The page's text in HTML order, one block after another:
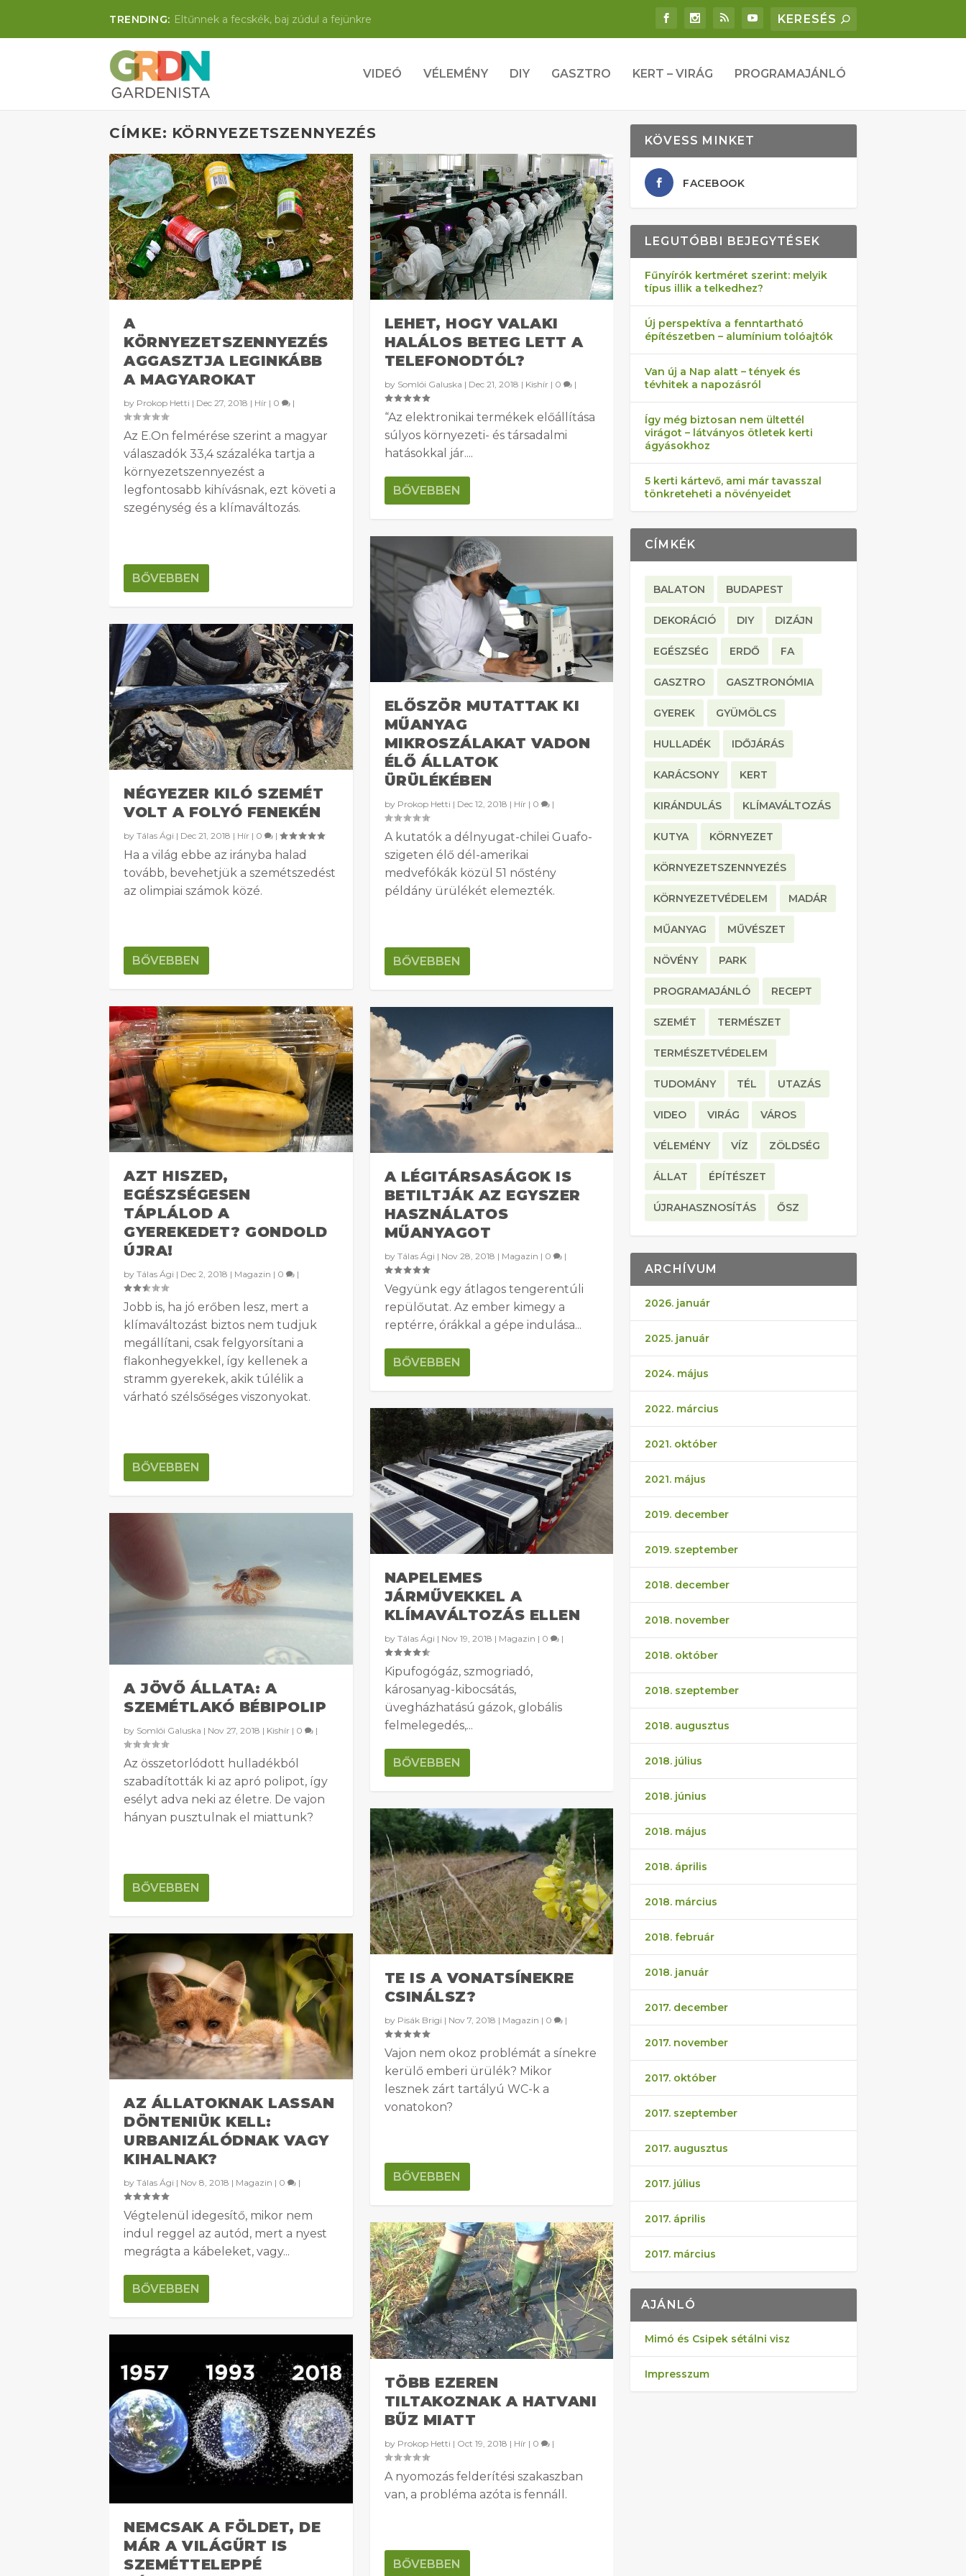
TRENDING: Eltűnnek a fecskék, baj zúdul a fejünkre
VIDEÓ VÉLEMÉNY DIY GASZTRO KERT – VIRÁG PROGRAMAJÁNLÓ
CÍMKE: KÖRNYEZETSZENNYEZÉS
A
KÖRNYEZETSZENNYEZÉS
AGGASZTJA LEGINKÁBB
A MAGYAROKAT
by Prokop Hetti | Dec 27, 2018 | Hír | 0 |
Az E.On felmérése szerint a magyar
válaszadók 33,4 százaléka tartja a
környezetszennyezést a
legfontosabb kihívásnak, ezt követi a
szegénység és a klímaváltozás.
BŐVEBBEN
NÉGYEZER KILÓ SZEMÉT
VOLT A FOLYÓ FENEKÉN
by Tálas Ági | Dec 21, 2018 | Hír | 0 |
Ha a világ ebbe az irányba halad
tovább, bevehetjük a szemétszedést
az olimpiai számok közé.
BŐVEBBEN
AZT HISZED,
EGÉSZSÉGESEN
TÁPLÁLOD A
GYEREKEDET? GONDOLD
ÚJRA!
by Tálas Ági | Dec 2, 2018 | Magazin | 0 |
Jobb is, ha jó erőben lesz, mert a
klímaváltozást biztos nem tudjuk
megállítani, csak felgyorsítani a
flakonhegyekkel, így kellenek a
stramm gyerekek, akik túlélik a
várható szélsőséges viszonyokat.
BŐVEBBEN
A JÖVŐ ÁLLATA: A
SZEMÉTLAKÓ BÉBIPOLIP
by Somlói Galuska | Nov 27, 2018 | Kishír | 0 |
Az összetorlódott hulladékból
szabadították ki az apró polipot, így
esélyt adva neki az életre. De vajon
hányan pusztulnak el miattunk?
BŐVEBBEN
AZ ÁLLATOKNAK LASSAN
DÖNTENIÜK KELL:
URBANIZÁLÓDNAK VAGY
KIHALNAK?
by Tálas Ági | Nov 8, 2018 | Magazin | 0 |
Végtelenül idegesítő, mikor nem
indul reggel az autód, mert a nyest
megrágta a kábeleket, vagy...
BŐVEBBEN
NEMCSAK A FÖLDET, DE
MÁR A VILÁGŰRT IS
SZEMÉTTELEPPÉ
LEHET, HOGY VALAKI
HALÁLOS BETEG LETT A
TELEFONODTÓL?
by Somlói Galuska | Dec 21, 2018 | Kishír| 0 |
“Az elektronikai termékek előállítása
súlyos környezeti- és társadalmi
hatásokkal jár....
BŐVEBBEN
ELŐSZÖR MUTATTAK KI
MŰANYAG
MIKROSZÁLAKAT VADON
ÉLŐ ÁLLATOK
ÜRÜLÉKÉBEN
by Prokop Hetti | Dec 12, 2018 | Hír| 0 |
A kutatók a délnyugat-chilei Guafo-
szigeten élő dél-amerikai
medvefókák közül 51 nőstény
példány ürülékét elemezték.
BŐVEBBEN
A LÉGITÁRSASÁGOK IS
BETILTJÁK AZ EGYSZER
HASZNÁLATOS
MŰANYAGOT
by Tálas Ági | Nov 28, 2018 | Magazin | 0 |
Vegyünk egy átlagos tengerentúli
repülőutat. Az ember kimegy a
reptérre, órákkal a gépe indulása...
BŐVEBBEN
NAPELEMES
JÁRMŰVEKKEL A
KLÍMAVÁLTOZÁS ELLEN
by Tálas Ági | Nov 19, 2018 | Magazin | 0 |
Kipufogógáz, szmogriadó,
károsanyag-kibocsátás,
üvegházhatású gázok, globális
felmelegedés,...
BŐVEBBEN
TE IS A VONATSÍNEKRE
CSINÁLSZ?
by Pisák Brigi | Nov 7, 2018 | Magazin | 0 |
Vajon nem okoz problémát a sínekre
kerülő emberi ürülék? Mikor
lesznek zárt tartályú WC-k a
vonatokon?
BŐVEBBEN
TÖBB EZEREN
TILTAKOZNAK A HATVANI
BŰZ MIATT
by Prokop Hetti | Oct 19, 2018 | Hír| 0 |
A nyomozás felderítési szakaszban
van, a probléma azóta is fennáll.
BŐVEBBEN
KÖVESS MINKET
FACEBOOK
LEGUTÓBBI BEJEGYTÉSEK
Fűnyírók kertméret szerint: melyik
típus illik a telkedhez?
Új perspektíva a fenntartható
építészetben – alumínium tolóajtók
Van új a Nap alatt – tények és
tévhitek a napozásról
Így még biztosan nem ültettél
virágot – látványos ötletek kerti
ágyásokhoz
5 kerti kártevő, ami már tavasszal
tönkreteheti a növényeidet
CÍMKÉK
BALATON BUDAPEST
DEKORÁCIÓ DIY DIZÁJN
EGÉSZSÉG ERDŐ FA
GASZTRO GASZTRONÓMIA
GYEREK GYÜMÖLCS
HULLADÉK IDŐJÁRÁS
KARÁCSONY KERT
KIRÁNDULÁS KLÍMAVÁLTOZÁS
KUTYA KÖRNYEZET
KÖRNYEZETSZENNYEZÉS
KÖRNYEZETVÉDELEM MADÁR
MŰANYAG MŰVÉSZET
NÖVÉNY PARK
PROGRAMAJÁNLÓ RECEPT
SZEMÉT TERMÉSZET
TERMÉSZETVÉDELEM
TUDOMÁNY TÉL UTAZÁS
VIDEO VIRÁG VÁROS
VÉLEMÉNY VÍZ ZÖLDSÉG
ÁLLAT ÉPÍTÉSZET
ÚJRAHASZNOSÍTÁS ŐSZ
ARCHÍVUM
2026. január
2025. január
2024. május
2022. március
2021. október
2021. május
2019. december
2019. szeptember
2018. december
2018. november
2018. október
2018. szeptember
2018. augusztus
2018. július
2018. június
2018. május
2018. április
2018. március
2018. február
2018. január
2017. december
2017. november
2017. október
2017. szeptember
2017. augusztus
2017. július
2017. április
2017. március
AJÁNLÓ
Mimó és Csipek sétálni visz
Impresszum